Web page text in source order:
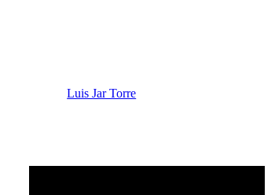
Luis Jar Torre